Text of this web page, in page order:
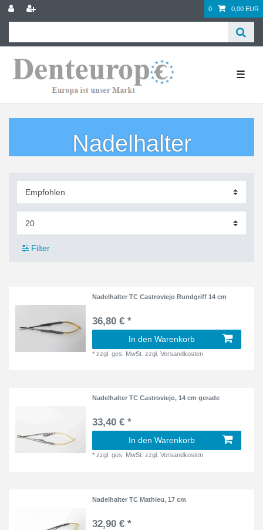
0 0,00 EUR
☰
Nadelhalter
Filter
Nadelhalter TC Castroviejo Rundgriff 14 cm
36,80 € *
In den Warenkorb
*zzgl. ges. MwSt. zzgl.Versandkosten
Nadelhalter TC Castroviejo, 14 cm gerade
33,40 € *
In den Warenkorb
*zzgl. ges. MwSt. zzgl.Versandkosten
Nadelhalter TC Mathieu, 17 cm
32,90 € *